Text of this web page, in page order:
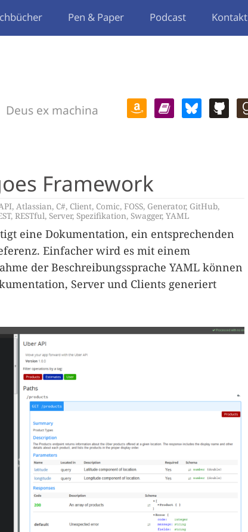
Pen & Paper Podcast Kontakt
Deus ex machina
Framework
, Atlassian, C#, Client, Comic, FOSS, Generator, GitHub,
, RESTful, Server, Spezifikation, Swagger, YAML
eine Dokumentation, ein entsprechenden
Einfacher wird es mit einem
der Beschreibungssprache YAML können
Server und Clients generiert